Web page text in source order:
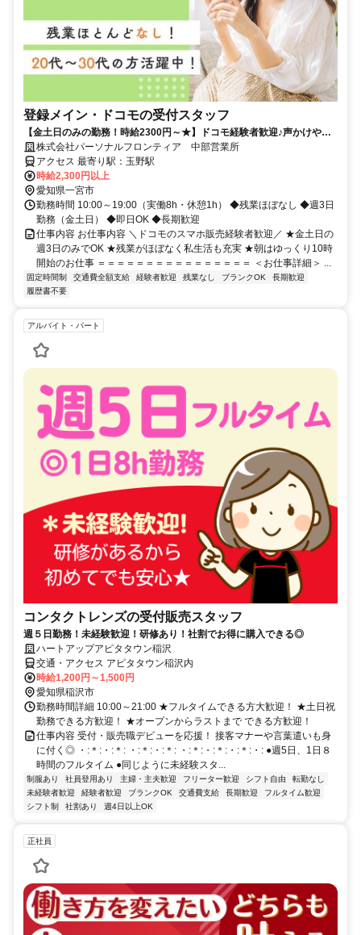
登録メイン・ドコモの受付スタッフ
【金土日のみの勤務！時給2300円～★】ドコモ経験者歓迎♪声かけやク
ロージングはナシ！
株式会社パーソナルフロンティア 中部営業所
アクセス 最寄り駅：玉野駅
時給2,300円以上
愛知県一宮市
勤務時間 10:00～19:00（実働8h・休憩1h） ◆残業ほぼなし ◆週3日
勤務（金土日） ◆即日OK ◆長期歓迎
仕事内容 お仕事内容 ＼ドコモのスマホ販売経験者歓迎／ ★金土日の
週3日のみでOK ★残業がほぼなく私生活も充実 ★朝はゆっくり10時
開始のお仕事 ＝＝＝＝＝＝＝＝＝＝＝＝＝＝＝＝ ＜お仕事詳細＞ ...
固定時間制 交通費全額支給 経験者歓迎 残業なし ブランクOK
長期歓迎
履歴書不要
アルバイト・パート
コンタクトレンズの受付販売スタッフ
週５日勤務！未経験歓迎！研修あり！社割でお得に購入できる◎
ハートアップアピタタウン稲沢
交通・アクセス アピタタウン稲沢内
時給1,200円～1,500円
愛知県稲沢市
勤務時間詳細 10:00～21:00 ★フルタイムできる方大歓迎！ ★土日祝
勤務できる方歓迎！ ★オープンからラストまで できる方歓迎！
仕事内容 受付・販売職デビューを応援！ 接客マナーや言葉遣いも身
に付く◎ ・:＊:・:＊: ・:＊:・:＊: ・:＊:・:＊:・:＊:・: ●週5日、1日８
時間のフルタイム ●同じように未経験スタ...
制服あり 社員登用あり 主婦・主夫歓迎 フリーター歓迎 シフト自由
転勤なし
未経験者歓迎
経験者歓迎 ブランクOK 交通費支給 長期歓迎
フルタイム歓迎
シフト制
社割あり 週4日以上OK
正社員